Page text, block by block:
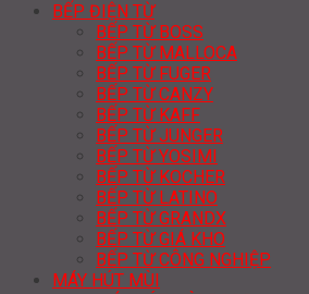
BẾP ĐIỆN TỪ
BẾP TỪ BOSS
BẾP TỪ MALLOCA
BẾP TỪ FUGER
BẾP TỪ CANZY
BẾP TỪ KAFF
BẾP TỪ JUNGER
BẾP TỪ YOSIMI
BẾP TỪ KOCHER
BẾP TỪ LATINO
BẾP TỪ GRANDX
BẾP TỪ GIÁ KHO
BẾP TỪ CÔNG NGHIỆP
MÁY HÚT MÙI